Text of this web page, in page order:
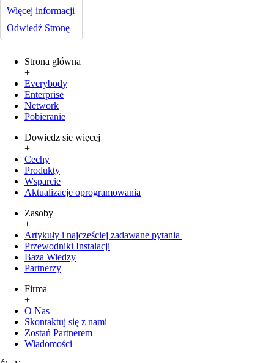
Więcej informacji
Odwiedź Stronę
Strona glówna
+
Everybody
Enterprise
Network
Pobieranie
Dowiedz sie więcej
+
Cechy
Produkty
Wsparcie
Aktualizacje oprogramowania
Zasoby
+
Artykuły i najcześciej zadawane pytania
Przewodniki Instalacji
Baza Wiedzy
Partnerzy
Firma
+
O Nas
Skontaktuj się z nami
Zostań Partnerem
Wiadomości